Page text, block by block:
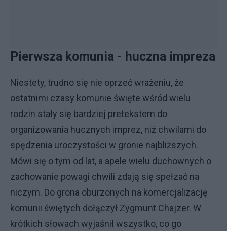
Pierwsza komunia - huczna impreza
Niestety, trudno się nie oprzeć wrażeniu, że
ostatnimi czasy komunie święte wśród wielu
rodzin stały się bardziej pretekstem do
organizowania hucznych imprez, niż chwilami do
spędzenia uroczystości w gronie najbliższych.
Mówi się o tym od lat, a apele wielu duchownych o
zachowanie powagi chwili zdają się spełzać na
niczym. Do grona oburzonych na komercjalizację
komunii świętych dołączył Zygmunt Chajzer. W
krótkich słowach wyjaśnił wszystko, co go